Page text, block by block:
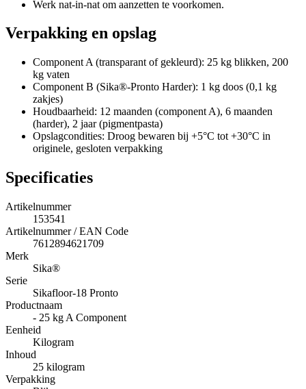
Werk nat-in-nat om aanzetten te voorkomen.
Verpakking en opslag
Component A (transparant of gekleurd): 25 kg blikken, 200
kg vaten
Component B (Sika®-Pronto Harder): 1 kg doos (0,1 kg
zakjes)
Houdbaarheid: 12 maanden (component A), 6 maanden
(harder), 2 jaar (pigmentpasta)
Opslagcondities: Droog bewaren bij +5°C tot +30°C in
originele, gesloten verpakking
Specificaties
Artikelnummer
153541
Artikelnummer / EAN Code
7612894621709
Merk
Sika®
Serie
Sikafloor-18 Pronto
Productnaam
- 25 kg A Component
Eenheid
Kilogram
Inhoud
25 kilogram
Verpakking